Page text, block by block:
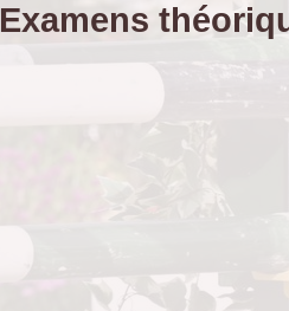
Examens